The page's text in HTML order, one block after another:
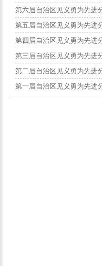
第六届自治区见义勇为先进
第五届自治区见义勇为先进
第四届自治区见义勇为先进
第三届自治区见义勇为先进
第二届自治区见义勇为先进
第一届自治区见义勇为先进